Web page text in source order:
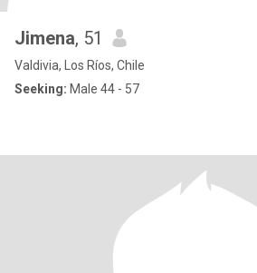
Jimena, 51
Valdivia, Los Ríos, Chile
Seeking: Male 44 - 57